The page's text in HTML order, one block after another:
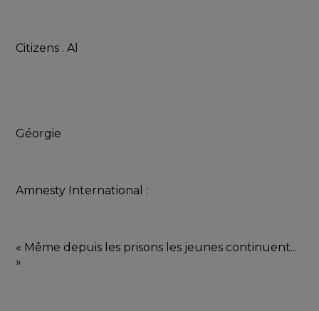
Citizens . Al
Géorgie
Amnesty International :
« Même depuis les prisons les jeunes continuent...
»